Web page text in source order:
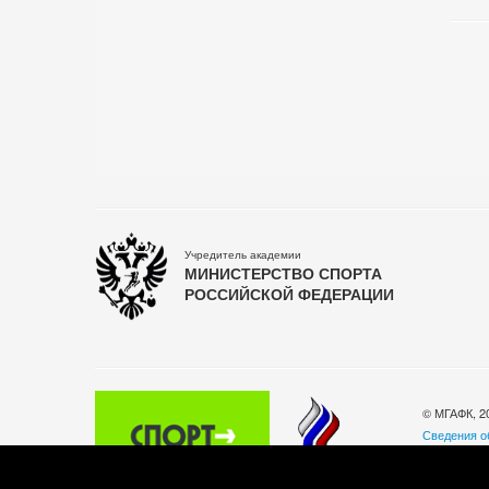
Учредитель академии
МИНИСТЕРСТВО СПОРТА
РОССИЙСКОЙ ФЕДЕРАЦИИ
© МГАФК,
Сведения
140032,